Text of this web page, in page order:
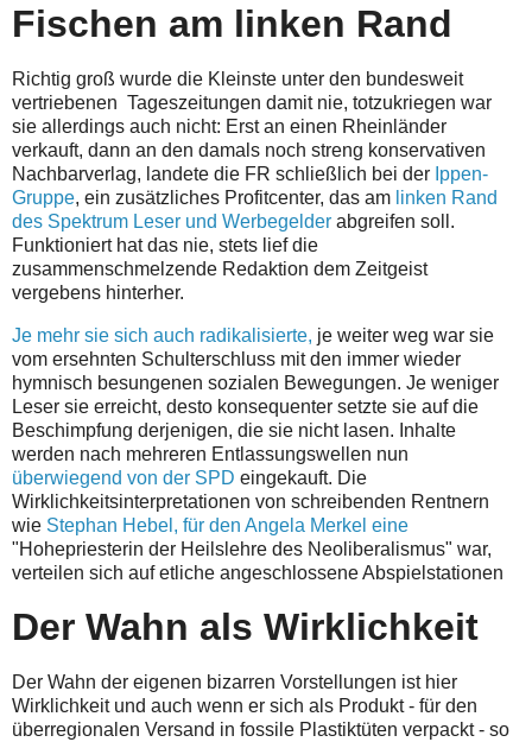
Fischen am linken Rand
Richtig groß wurde die Kleinste unter den bundesweit
vertriebenen Tageszeitungen damit nie, totzukriegen war
sie allerdings auch nicht: Erst an einen Rheinländer
verkauft, dann an den damals noch streng konservativen
Nachbarverlag, landete die FR schließlich bei der Ippen-
Gruppe, ein zusätzliches Profitcenter, das am linken Rand
des Spektrum Leser und Werbegelder abgreifen soll.
Funktioniert hat das nie, stets lief die
zusammenschmelzende Redaktion dem Zeitgeist
vergebens hinterher.
Je mehr sie sich auch radikalisierte, je weiter weg war sie
vom ersehnten Schulterschluss mit den immer wieder
hymnisch besungenen sozialen Bewegungen. Je weniger
Leser sie erreicht, desto konsequenter setzte sie auf die
Beschimpfung derjenigen, die sie nicht lasen. Inhalte
werden nach mehreren Entlassungswellen nun
überwiegend von der SPD eingekauft. Die
Wirklichkeitsinterpretationen von schreibenden Rentnern
wie Stephan Hebel, für den Angela Merkel eine
"Hohepriesterin der Heilslehre des Neoliberalismus" war,
verteilen sich auf etliche angeschlossene Abspielstationen
Der Wahn als Wirklichkeit
Der Wahn der eigenen bizarren Vorstellungen ist hier
Wirklichkeit und auch wenn er sich als Produkt - für den
überregionalen Versand in fossile Plastiktüten verpackt - so